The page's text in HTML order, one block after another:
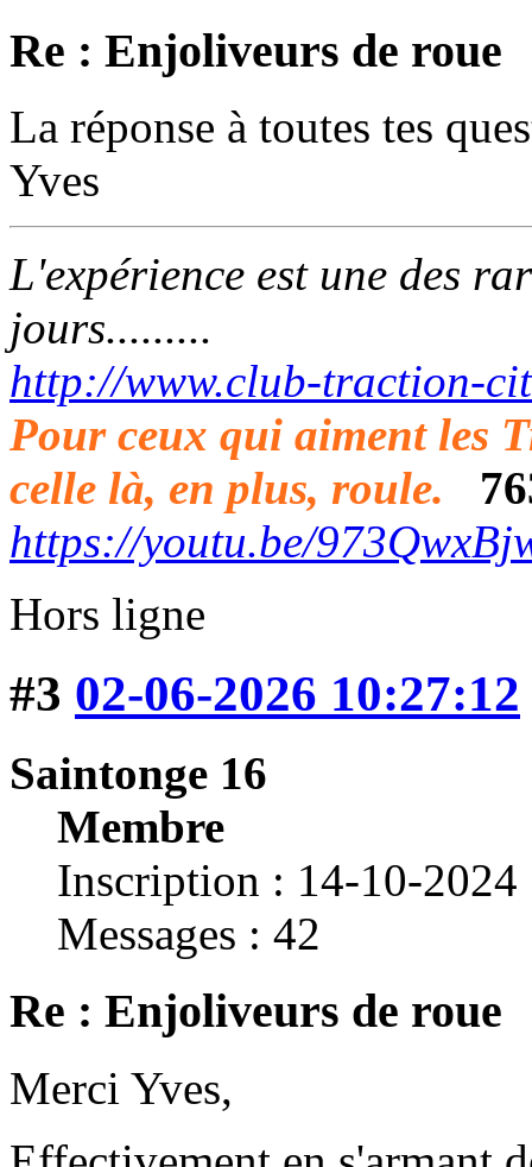
Re : Enjoliveurs de roue
La réponse à toutes tes
Yves
L'expérience est une des
jours.........
http://www.club-traction-
Pour ceux qui aiment les
celle là, en plus, roule.
https://youtu.be/
Hors ligne
#3 02-06-2026 10:27:12
Saintonge 16
Membre
Inscription : 14-10-2024
Messages : 42
Re : Enjoliveurs de roue
Merci Yves,